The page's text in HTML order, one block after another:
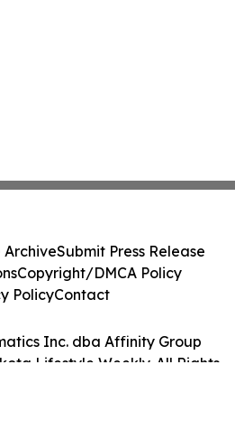
Inc. dba Affinity Group
Lifestyle Weekly. All Rights
ArchiveSubmit Press Release
Copyright/DMCA Policy
PolicyContact